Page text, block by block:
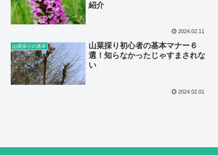
紹介
2024.02.11
山菜採りの基本
山菜採り初心者の基本マナー６
選！知らなかったじゃすまされな
い
2024.02.01